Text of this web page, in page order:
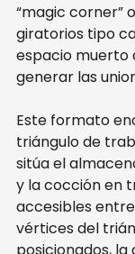
“magic corner”
giratorios tipo
espacio muerto
generar las
Este formato
triángulo de
sitúa el
y la cocción en
accesibles
vértices del